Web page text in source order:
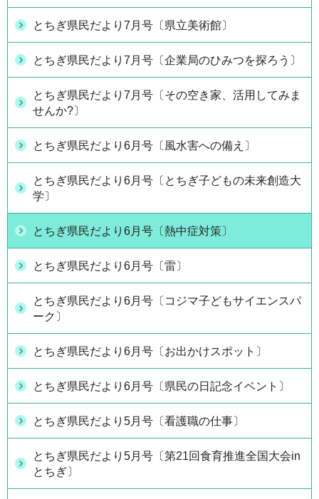
とちぎ県民だより7月号〔県立美術館〕
とちぎ県民だより7月号〔企業局のひみつを探ろう〕
とちぎ県民だより7月号〔その空き家、活用してみま
せんか?〕
とちぎ県民だより6月号〔風水害への備え〕
とちぎ県民だより6月号〔とちぎ子どもの未来創造大
学〕
とちぎ県民だより6月号〔熱中症対策〕
とちぎ県民だより6月号〔雷〕
とちぎ県民だより6月号〔コジマ子どもサイエンスパ
ーク〕
とちぎ県民だより6月号〔お出かけスポット〕
とちぎ県民だより6月号〔県民の日記念イベント〕
とちぎ県民だより5月号〔看護職の仕事〕
とちぎ県民だより5月号〔第21回食育推進全国大会in
とちぎ〕